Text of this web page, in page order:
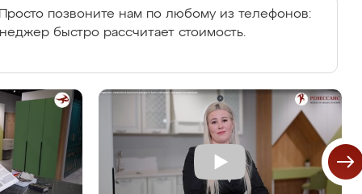
позвоните нам по любому из телефонов:
быстро рассчитает стоимость.